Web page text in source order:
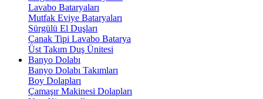
Lavabo Bataryaları
Mutfak Eviye Bataryaları
Sürgülü El Duşları
Çanak Tipi Lavabo Batarya
Üst Takım Duş Ünitesi
Banyo Dolabı
Banyo Dolabı Takımları
Boy Dolapları
Çamaşır Makinesi Dolapları